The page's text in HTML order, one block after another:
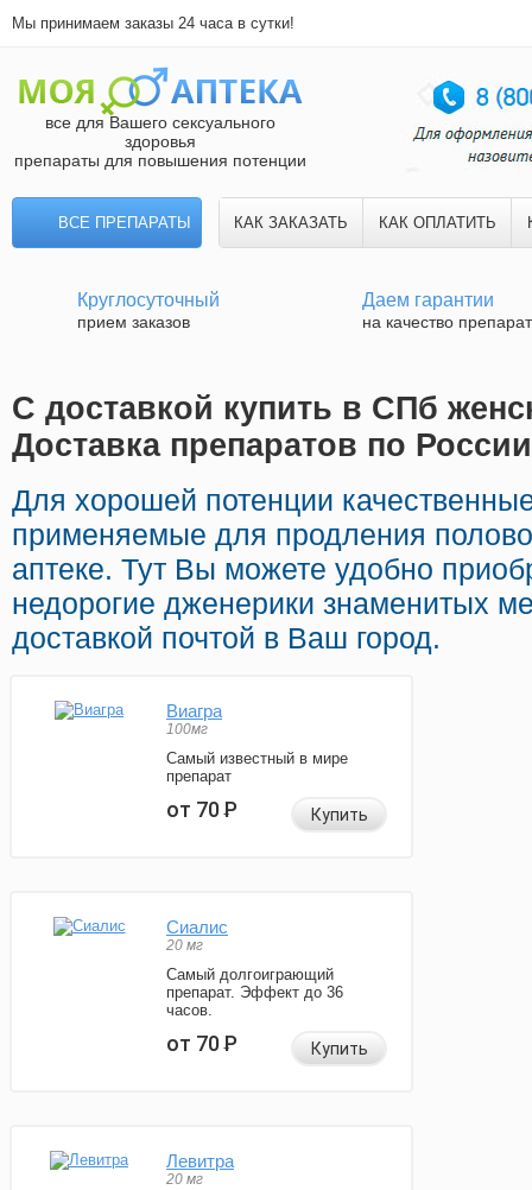
Мы принимаем заказы 24 часа в сутки!
все для Вашего сексуального
здоровья
препараты для повышения потенции
ВСЕ ПРЕПАРАТЫ КАК ЗАКАЗАТЬ КАК ОПЛАТИТЬ
Круглосуточный
прием заказов
Даем гарантии
на качество
С доставкой купить в СПб
Доставка препаратов по России
Для хорошей потенции
применяемые для продления
аптеке. Тут Вы можете удобно
недорогие дженерики знаменитых
доставкой почтой в Ваш город.
Виагра
100мг
Самый известный в мире
препарат
от 70Р Купить
Сиалис
20 мг
Самый долгоиграющий
препарат. Эффект до 36
часов.
от 70Р Купить
Левитра
20 мг